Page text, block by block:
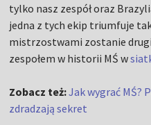
tylko nasz zespół oraz
jedna z tych ekip triumfuje
mistrzostwami zostanie
zespołem w historii MŚ w
Zobacz też:Jak wygrać MŚ?
zdradzają sekret